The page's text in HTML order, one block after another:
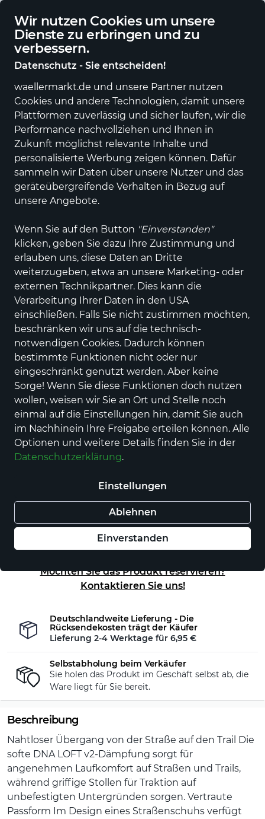
Wir nutzen Cookies um unsere
Dienste zu erbringen und zu
verbessern.
Datenschutz - Sie entscheiden!
waellermarkt.de und unsere Partner nutzen
Cookies und andere Technologien, damit unsere
Plattformen zuverlässig und sicher laufen, wir die
Performance nachvollziehen und Ihnen in
Zukunft möglichst relevante Inhalte und
personalisierte Werbung zeigen können. Dafür
sammeln wir Daten über unsere Nutzer und das
geräteübergreifende Verhalten in Bezug auf
unsere Angebote.
Wenn Sie auf den Button "Einverstanden"
klicken, geben Sie dazu Ihre Zustimmung und
erlauben uns, diese Daten an Dritte
weiterzugeben, etwa an unsere Marketing- oder
externen Technikpartner. Dies kann die
Verarbeitung Ihrer Daten in den USA
einschließen. Falls Sie nicht zustimmen möchten,
beschränken wir uns auf die technisch-
notwendigen Cookies. Dadurch können
bestimmte Funktionen nicht oder nur
eingeschränkt genutzt werden. Aber keine
Sorge! Wenn Sie diese Funktionen doch nutzen
wollen, weisen wir Sie an Ort und Stelle noch
einmal auf die Einstellungen hin, damit Sie auch
im Nachhinein Ihre Freigabe erteilen können. Alle
Optionen und weitere Details finden Sie in der
Datenschutzerklärung.
Einstellungen
Ablehnen
Einverstanden
Brooks
Divide 6 GTX
Preis
129,95 € inkl. MwSt., zzgl. Versandkosten
Farbe
Größe
43
44½
Auswahl aufheben
Nur noch weniger als 3 Artikel im Geschäft
In den Warenkorb
Möchten Sie das Produkt reservieren?
Kontaktieren Sie uns!
Deutschlandweite Lieferung - Die
Rücksendekosten trägt der Käufer
Lieferung 2-4 Werktage für 6,95 €
Selbstabholung beim Verkäufer
Sie holen das Produkt im Geschäft selbst ab, die
Ware liegt für Sie bereit.
Beschreibung
Nahtloser Übergang von der Straße auf den Trail Die
softe DNA LOFT v2-Dämpfung sorgt für
angenehmen Laufkomfort auf Straßen und Trails,
während griffige Stollen für Traktion auf
unbefestigten Untergründen sorgen. Vertraute
Passform Im Design eines Straßenschuhs verfügt